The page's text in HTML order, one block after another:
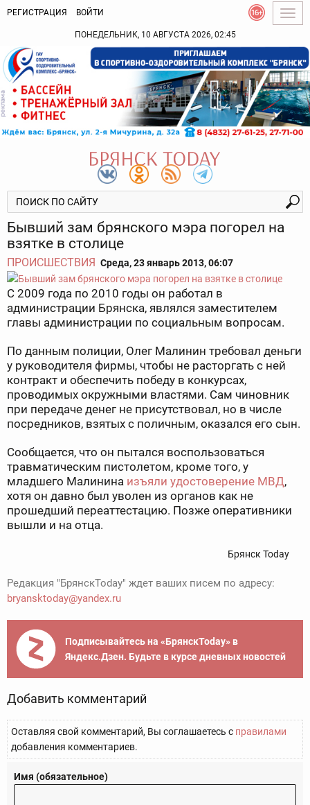
РЕГИСТРАЦИЯ ВОЙТИ
ПОНЕДЕЛЬНИК, 10 АВГУСТА 2026, 02:45
Бывший зам брянского мэра погорел на
взятке в столице
ПРОИСШЕСТВИЯ Среда, 23 январь 2013, 06:07
С 2009 года по 2010 годы он работал в
администрации Брянска, являлся заместителем
главы администрации по социальным вопросам.
По данным полиции, Олег Малинин требовал деньги
у руководителя фирмы, чтобы не расторгать с ней
контракт и обеспечить победу в конкурсах,
проводимых окружными властями. Сам чиновник
при передаче денег не присутствовал, но в числе
посредников, взятых с поличным, оказался его сын.
Сообщается, что он пытался воспользоваться
травматическим пистолетом, кроме того, у
младшего Малинина изъяли удостоверение МВД,
хотя он давно был уволен из органов как не
прошедший переаттестацию. Позже оперативники
вышли и на отца.
Брянск Today
Редакция "БрянскToday" ждет ваших писем по адресу:
bryansktoday@yandex.ru
Подписывайтесь на «БрянскToday» в
Яндекс.Дзен. Будьте в курсе дневных новостей
Добавить комментарий
Оставляя свой комментарий, Вы соглашаетесь с правилами
добавления комментариев.
Имя (обязательное)